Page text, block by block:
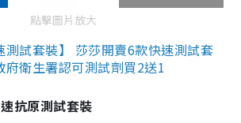
點擊圖片放大
測試套裝】 莎莎開賣6款快速測試套
衛生署認可測試劑買2送1
抗原測試套裝